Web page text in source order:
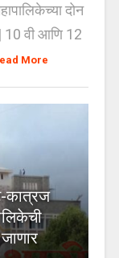
दोन
10 वी आणि 12
More
कात्रज